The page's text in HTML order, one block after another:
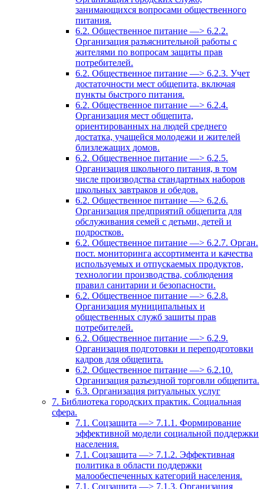
занимающихся вопросами общественного
питания.
6.2. Общественное питание —> 6.2.2.
Организация разъяснительной работы с
жителями по вопросам защиты прав
потребителей.
6.2. Общественное питание —> 6.2.3. Учет
достаточности мест общепита, включая
пункты быстрого питания.
6.2. Общественное питание —> 6.2.4.
Организация мест общепита,
ориентированных на людей среднего
достатка, учащейся молодежи и жителей
близлежащих домов.
6.2. Общественное питание —> 6.2.5.
Организация школьного питания, в том
числе производства стандартных наборов
школьных завтраков и обедов.
6.2. Общественное питание —> 6.2.6.
Организация предприятий общепита для
обслуживания семей с детьми, детей и
подростков.
6.2. Общественное питание —> 6.2.7. Орган.
пост. мониторинга ассортимента и качества
используемых и отпускаемых продуктов,
технологии производства, соблюдения
правил санитарии и безопасности.
6.2. Общественное питание —> 6.2.8.
Организация муниципальных и
общественных служб зашиты прав
потребителей.
6.2. Общественное питание —> 6.2.9.
Организация подготовки и переподготовки
кадров для общепита.
6.2. Общественное питание —> 6.2.10.
Организация разъездной торговли общепита.
6.3. Организация ритуальных услуг
7. Библиотека городских практик. Социальная
сфера.
7.1. Соцзащита —> 7.1.1. Формирование
эффективной модели социальной поддержки
населения.
7.1. Соцзащита —> 7.1.2. Эффективная
политика в области поддержки
малообеспеченных категорий населения.
7.1. Соцзащита —> 7.1.3. Организация